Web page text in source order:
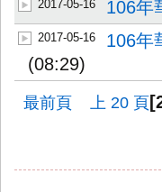
2017-05-16 106年
2017-05-16
106年
(08:29)
最前頁 上 20 頁